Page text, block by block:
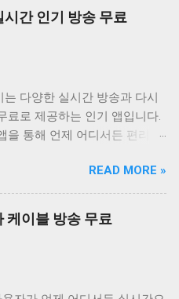
고 싶거나 실시간으로 즐겨보
청하고 싶은 사용자에게 유용
한 콘텐츠를 무료로 제공하며
쉽게 찾고 시청할 수 있도록 다
합니다. 실시간 TV 시청 기능
방송 중인 채널을 바로 시청할
다시 볼 수 있도록 제공합니다.
능을 통해 자주 시청하는 채널
쉽게 접근할 수 있도록 돕고 검
와 개선을 진행하고 있습니다.
간 인기 방송 무료
는 다양한 실시간 방송과 다시
료로 제공하는 인기 앱입니다.
을 통해 언제 어디서든 편리하
츠 뉴스 등 다양한 장르의 콘텐
용자들의 폭넓은 취향을 만족
이 앱의 가장 큰 장점은 무료
도의 회원가입이나 결제 없이
READ MORE »
케이블 방송 무료